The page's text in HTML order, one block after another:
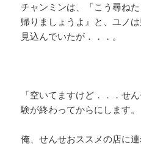
チャンミンは、「こう尋ね
帰りましょうよ』と、ユノ
見込んでいたが．．．。
「空いてますけど．．．せ
験が終わってからにします。
俺、せんせおススメの店に